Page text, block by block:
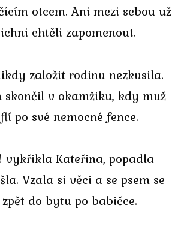
otcem. Ani mezi sebou už
chtěli zapomenout.
založit rodinu nezkusila.
v okamžiku, kdy muž
po své nemocné fence.
vykřikla Kateřina, popadla
Vzala si věci a se psem se
do bytu po babičce.